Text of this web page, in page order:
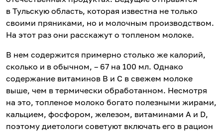
в Тульскую область, которая известна не только
своими пряниками, но и молочным производством.
На этот раз они расскажут о топленом молоке.
В нем содержится примерно столько же калорий,
сколько и в обычном, – 67 на 100 мл. Однако
содержание витаминов В и С в свежем молоке
выше, чем в термически обработанном. Несмотря
на это, топленое молоко богато полезными жирами,
кальцием, фосфором, железом, витаминами А и D,
поэтому диетологи советуют включать его в рацион